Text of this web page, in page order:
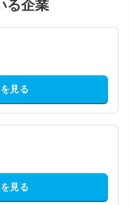
る企業
見る
見る